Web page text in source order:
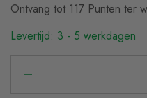
Ontvang tot 117 Punten ter
Levertijd: 3 - 5 werkdagen